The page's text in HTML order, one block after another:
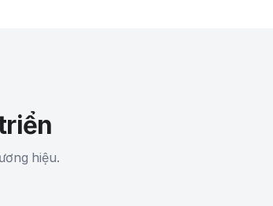
hiệu.